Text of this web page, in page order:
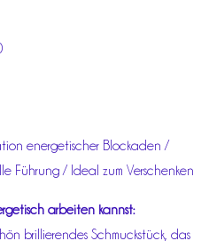
energetischer Blockaden /
Führung / Ideal zum Verschenken
arbeiten kannst:
brillierendes Schmuckstück, das